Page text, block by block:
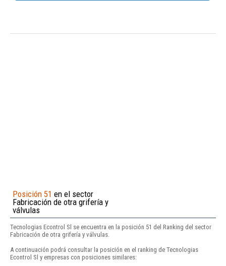
Posición 51 en el sector
Fabricación de otra grifería y
válvulas
Tecnologias Econtrol Sl se encuentra en la posición 51 del Ranking del sector
Fabricación de otra grifería y válvulas.
A continuación podrá consultar la posición en el ranking de Tecnologias
Econtrol Sl y empresas con posiciones similares: